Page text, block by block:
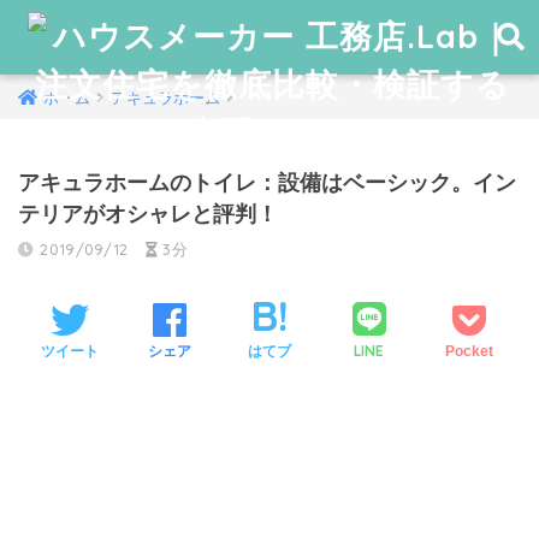
ホーム アキュラホーム
アキュラホームのトイレ：設備はベーシック。イン
テリアがオシャレと評判！
2019/09/12 3分
ツイート シェア はてブ LINE Pocket